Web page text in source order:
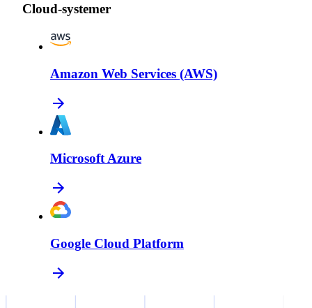
Cloud-systemer
Amazon Web Services (AWS)
Microsoft Azure
Google Cloud Platform